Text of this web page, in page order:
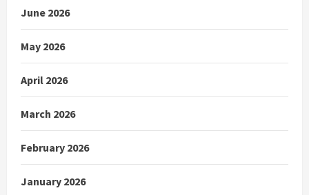
June 2026
May 2026
April 2026
March 2026
February 2026
January 2026